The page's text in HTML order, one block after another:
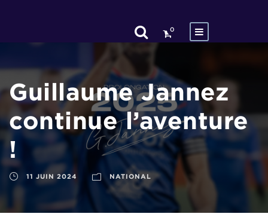
0
Guillaume Jannez
continue l’aventure
!
11 JUIN 2024 NATIONAL